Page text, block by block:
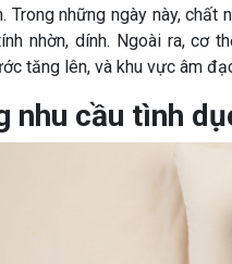
Trong những ngày này,
nhờn, dính. Ngoài ra, cơ
tăng lên, và khu vực âm
nhu cầu tình